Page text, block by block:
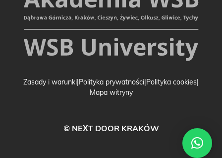
Zasady i warunki Polityka prywatności Polityka cookies
Mapa witryny
© NEXT DOOR KRAKÓW